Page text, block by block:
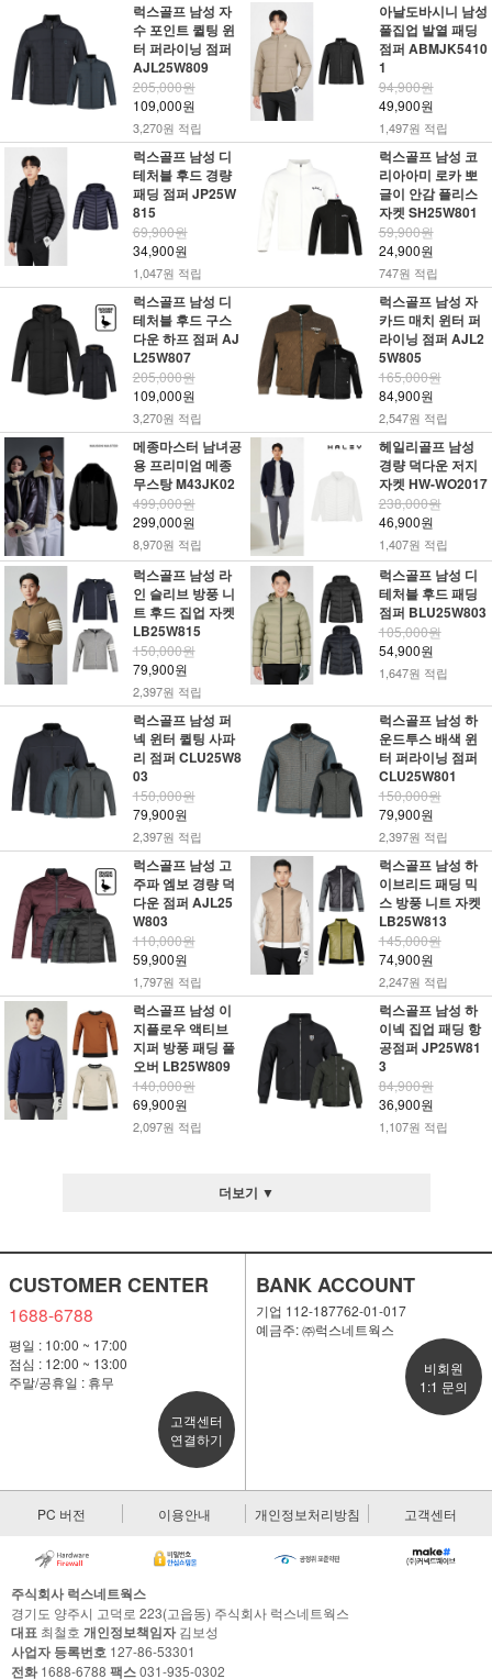
럭스골프 남성 자
수 포인트 퀼팅 윈
터 퍼라이닝 점퍼
AJL25W809
205,000원
109,000원
3,270원 적립
아날도바시니 남성
풀집업 발열 패딩
점퍼 ABMJK5410
1
94,900원
49,900원
1,497원 적립
럭스골프 남성 디
테처블 후드 경량
패딩 점퍼 JP25W
815
69,900원
34,900원
1,047원 적립
럭스골프 남성 코
리아아미 로카 뽀
글이 안감 플리스
자켓 SH25W801
59,900원
24,900원
747원 적립
럭스골프 남성 디
테처블 후드 구스
다운 하프 점퍼 AJ
L25W807
205,000원
109,000원
3,270원 적립
럭스골프 남성 자
카드 매치 윈터 퍼
라이닝 점퍼 AJL2
5W805
165,000원
84,900원
2,547원 적립
메종마스터 남녀공
용 프리미엄 메종
무스탕 M43JK02
499,000원
299,000원
8,970원 적립
헤일리골프 남성
경량 덕다운 저지
자켓 HW-WO2017
238,000원
46,900원
1,407원 적립
럭스골프 남성 라
인 슬리브 방풍 니
트 후드 집업 자켓
LB25W815
150,000원
79,900원
2,397원 적립
럭스골프 남성 디
테처블 후드 패딩
점퍼 BLU25W803
105,000원
54,900원
1,647원 적립
럭스골프 남성 퍼
넥 윈터 퀼팅 사파
리 점퍼 CLU25W8
03
150,000원
79,900원
2,397원 적립
럭스골프 남성 하
운드투스 배색 윈
터 퍼라이닝 점퍼
CLU25W801
150,000원
79,900원
2,397원 적립
럭스골프 남성 고
주파 엠보 경량 덕
다운 점퍼 AJL25
W803
110,000원
59,900원
1,797원 적립
럭스골프 남성 하
이브리드 패딩 믹
스 방풍 니트 자켓
LB25W813
145,000원
74,900원
2,247원 적립
럭스골프 남성 이
지플로우 액티브
지퍼 방풍 패딩 풀
오버 LB25W809
140,000원
69,900원
2,097원 적립
럭스골프 남성 하
이넥 집업 패딩 항
공점퍼 JP25W81
3
84,900원
36,900원
1,107원 적립
더보기 ▼
CUSTOMER CENTER
1688-6788
평일 : 10:00 ~ 17:00
점심 : 12:00 ~ 13:00
주말/공휴일 : 휴무
고객센터
연결하기
BANK ACCOUNT
기업 112-187762-01-017
예금주: ㈜럭스네트웍스
비회원
1:1 문의
PC 버전 이용안내 개인정보처리방침 고객센터
주식회사 럭스네트웍스
경기도 양주시 고덕로 223(고읍동) 주식회사 럭스네트웍스
대표 최철호 개인정보책임자김보성
사업자 등록번호 127-86-53301
전화1688-6788 팩스031-935-0302